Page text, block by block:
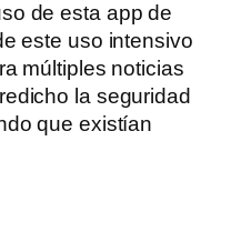
de esta app de
este uso intensivo
múltiples noticias
la seguridad
que existían